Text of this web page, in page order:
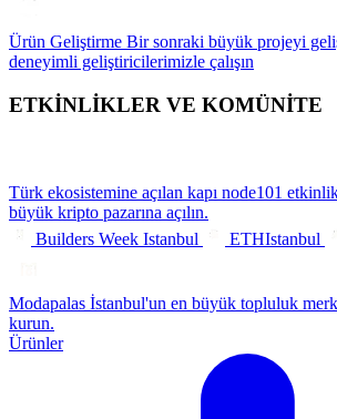
Ürün Geliştirme Bir sonraki büyük projeyi
deneyimli geliştiricilerimizle çalışın
ETKİNLİKLER VE KOMÜNİTE
Türk ekosistemine açılan kapı node101
büyük kripto pazarına açılın.
Builders Week Istanbul
ETHIstanbul
Modapalas İstanbul'un en büyük topluluk
kurun.
Ürünler